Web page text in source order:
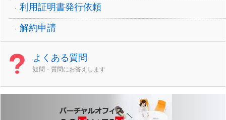
利用証明書発行依頼
解約申請
よくある質問
疑問・質問にお答えします